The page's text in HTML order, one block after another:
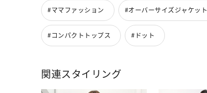
#ママファッション #オーバーサイズジャケット
#コンパクトトップス #ドット
関連スタイリング